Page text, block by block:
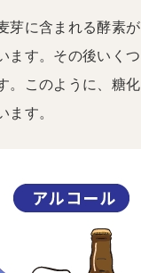
芽に含まれる酵素が
ます。その後いくつ
。このように、糖化
ます。